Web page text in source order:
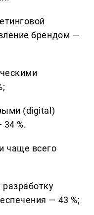
брендом —
(digital)
%.
чаще всего
— 43 %;